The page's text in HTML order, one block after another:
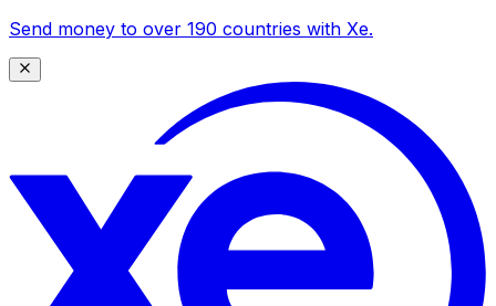
Send money to over 190 countries with Xe.